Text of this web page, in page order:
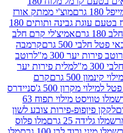
מוצ'י ממתק אורז
מוצ'י ממתק אורז בטעם עוגת גבינה ותותים 180
אמיצ'לי קרם חלב
קרמבה
מ"ל
רוטב
מלית פירות יער
קרם
500 ג'
סניידרס
מלו מרשמלו טוויסט מילוי תפוח 63
פירות צובע לשון
מלו פלוס